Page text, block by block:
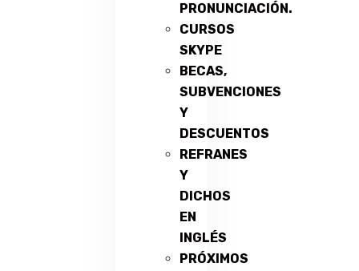
PRONUNCIACIÓN.
CURSOS
SKYPE
BECAS,
SUBVENCIONES
Y
DESCUENTOS
REFRANES
Y
DICHOS
EN
INGLÉS
PRÓXIMOS